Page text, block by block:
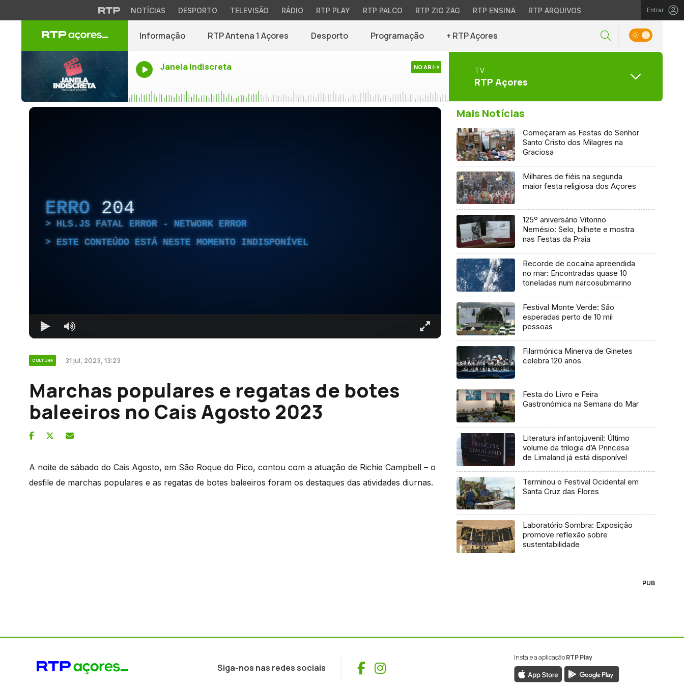
NOTÍCIAS DESPORTO TELEVISÃO RÁDIO RTP PLAY RTP PALCO RTP ZIG ZAG RTP ENSINA RTP ARQUIVOS Entrar
Informação RTP Antena 1 Açores Desporto Programação + RTP Açores
Janela Indiscreta NO AR TV
RTP Açores
ERRO 204
HLS.JS FATAL ERROR - NETWORK ERROR
ESTE CONTEÚDO ESTÁ NESTE MOMENTO INDISPONÍVEL
CULTURA 31 jul, 2023, 13:23
Marchas populares e regatas de botes
baleeiros no Cais Agosto 2023
A noite de sábado do Cais Agosto, em São Roque do Pico, contou com a atuação de Richie Campbell – o
desfile de marchas populares e as regatas de botes baleeiros foram os destaques das atividades diurnas.
Mais Notícias
Começaram as Festas do Senhor
Santo Cristo dos Milagres na
Graciosa
Milhares de fiéis na segunda
maior festa religiosa dos Açores
125º aniversário Vitorino
Nemésio: Selo, bilhete e mostra
nas Festas da Praia
Recorde de cocaína apreendida
no mar: Encontradas quase 10
toneladas num narcosubmarino
Festival Monte Verde: São
esperadas perto de 10 mil
pessoas
Filarmónica Minerva de Ginetes
celebra 120 anos
Festa do Livro e Feira
Gastronómica na Semana do Mar
Literatura infantojuvenil: Último
volume da trilogia d’A Princesa
de Limaland já está disponível
Terminou o Festival Ocidental em
Santa Cruz das Flores
Laboratório Sombra: Exposição
promove reflexão sobre
sustentabilidade
PUB
Siga-nos nas redes sociais Facebook
Instagram
Instale a aplicaçãoRTP Play